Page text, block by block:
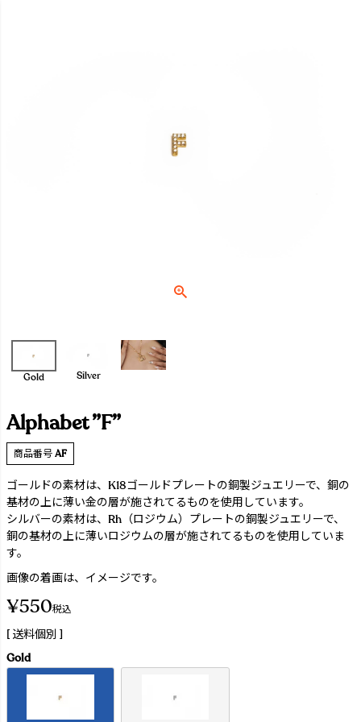
Gold Silver
Alphabet ”F”
商品番号 AF
ゴールドの素材は、K18ゴールドプレートの銅製ジュエリーで、銅の
基材の上に薄い金の層が施されてるものを使用しています。
シルバーの素材は、Rh（ロジウム）プレートの銅製ジュエリーで、
銅の基材の上に薄いロジウムの層が施されてるものを使用していま
す。
画像の着画は、イメージです。
¥550税込
送料個別
Gold